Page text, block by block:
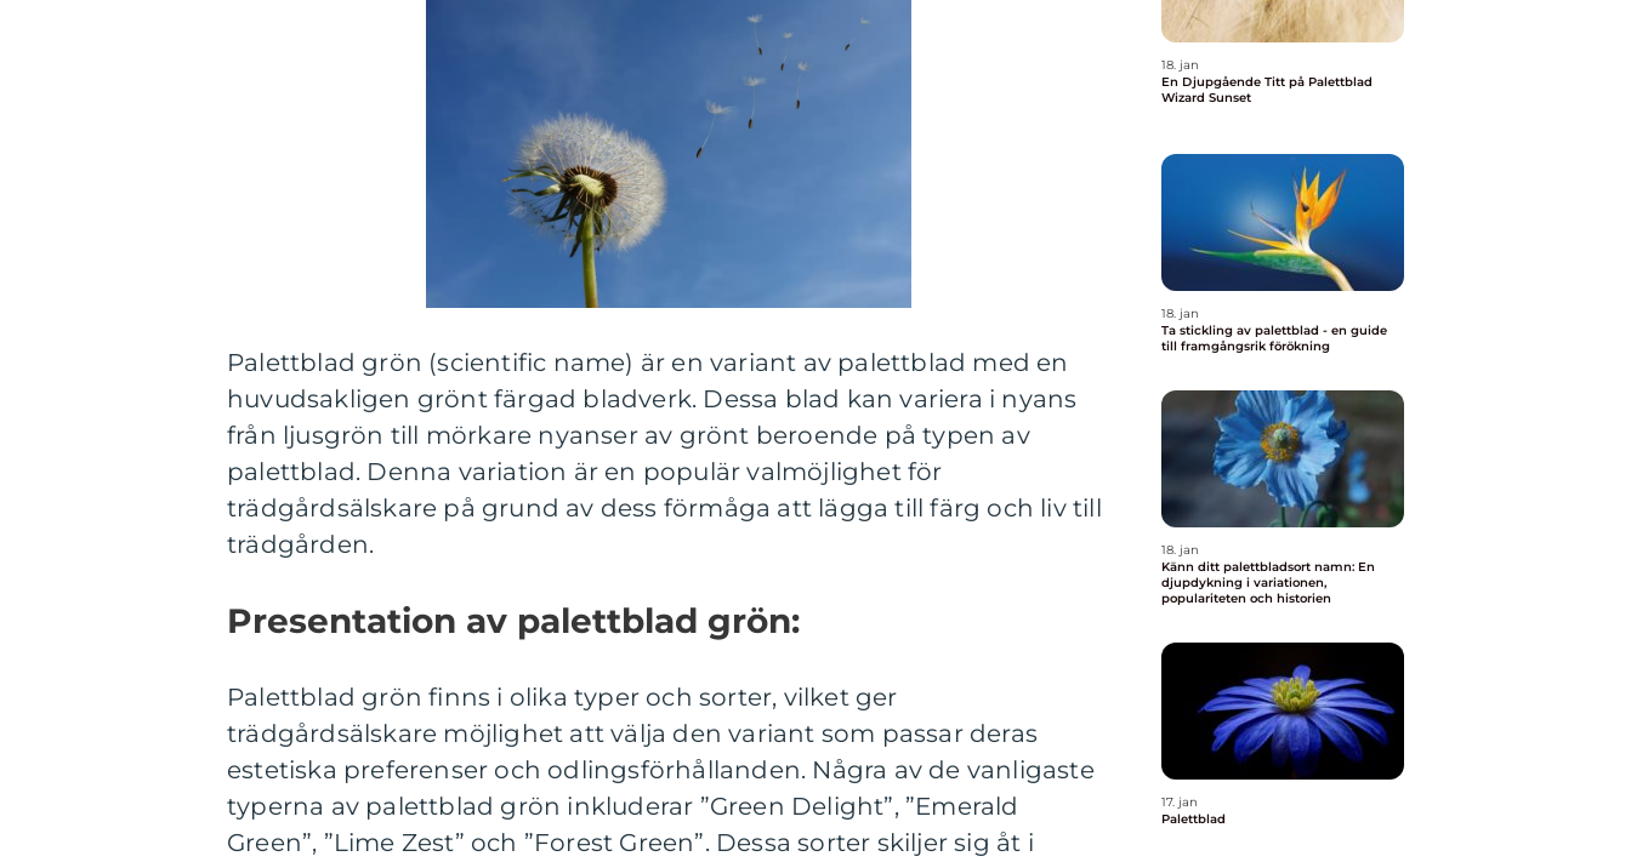
Palettblad grön (scientific name) är en variant av palettblad med en
huvudsakligen grönt färgad bladverk. Dessa blad kan variera i nyans
från ljusgrön till mörkare nyanser av grönt beroende på typen av
palettblad. Denna variation är en populär valmöjlighet för
trädgårdsälskare på grund av dess förmåga att lägga till färg och liv till
trädgården.
Presentation av palettblad grön:
Palettblad grön finns i olika typer och sorter, vilket ger
trädgårdsälskare möjlighet att välja den variant som passar deras
estetiska preferenser och odlingsförhållanden. Några av de vanligaste
typerna av palettblad grön inkluderar ”Green Delight”, ”Emerald
Green”, ”Lime Zest” och ”Forest Green”. Dessa sorter skiljer sig åt i
18. jan
En Djupgående Titt på Palettblad
Wizard Sunset
18. jan
Ta stickling av palettblad - en guide
till framgångsrik förökning
18. jan
Känn ditt palettbladsort namn: En
djupdykning i variationen,
populariteten och historien
17. jan
Palettblad